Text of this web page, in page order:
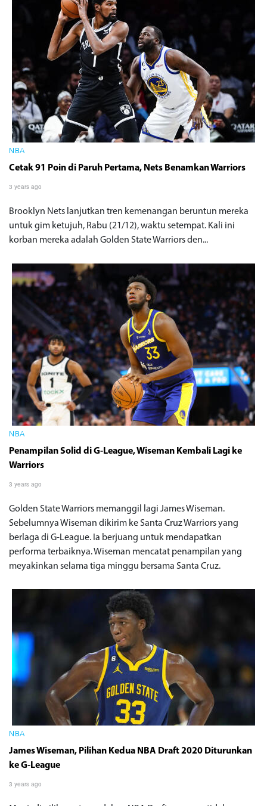
NBA
Cetak 91 Poin di Paruh Pertama, Nets Benamkan Warriors
3 years ago
Brooklyn Nets lanjutkan tren kemenangan beruntun mereka
untuk gim ketujuh, Rabu (21/12), waktu setempat. Kali ini
korban mereka adalah Golden State Warriors den...
NBA
Penampilan Solid di G-League, Wiseman Kembali Lagi ke
Warriors
3 years ago
Golden State Warriors memanggil lagi James Wiseman.
Sebelumnya Wiseman dikirim ke Santa Cruz Warriors yang
berlaga di G-League. Ia berjuang untuk mendapatkan
performa terbaiknya. Wiseman mencatat penampilan yang
meyakinkan selama tiga minggu bersama Santa Cruz.
NBA
James Wiseman, Pilihan Kedua NBA Draft 2020 Diturunkan
ke G-League
3 years ago